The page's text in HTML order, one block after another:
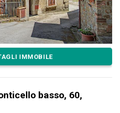
IMMOBILE
basso, 60,